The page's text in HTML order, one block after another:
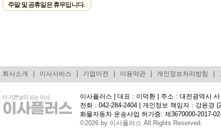
주말 및 공휴일은 휴무입니다.
회사소개 이사서비스 기업이전 이용약관 개인정보처리방침
이사플러스 | 대표 : 이덕환 | 주소 : 대전광역시
전화 : 042-284-2404 | 개인정보 책임자 : 강윤경 (
화물자동차 운송사업 허가증: 제3670000-2017-
©2026 by 이사플러스 All Rights Reserved.